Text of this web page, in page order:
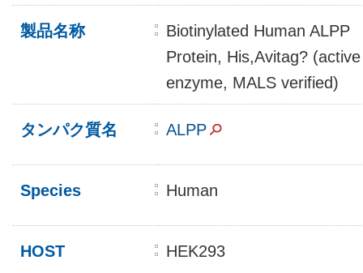
製品名称
Biotinylated Human ALPP
Protein, His,Avitag? (active
enzyme, MALS verified)
タンパク質名 ALPP
Species Human
HOST HEK293